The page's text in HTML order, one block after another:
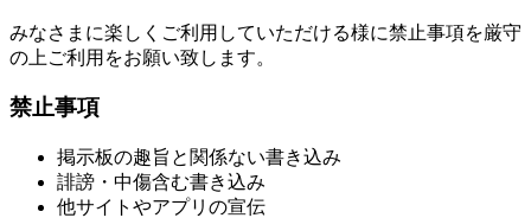
みなさまに楽しくご利用していただける様に禁止事項を厳守
の上ご利用をお願い致します。
禁止事項
掲示板の趣旨と関係ない書き込み
誹謗・中傷含む書き込み
他サイトやアプリの宣伝